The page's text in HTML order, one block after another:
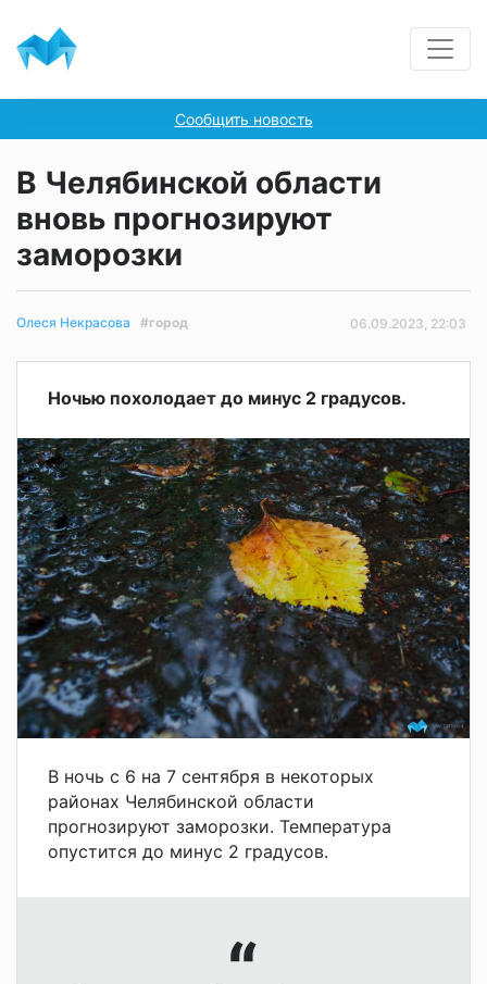
Сообщить новость
В Челябинской области
вновь прогнозируют
заморозки
Олеся Некрасова #город 06.09.2023, 22:03
Ночью похолодает до минус 2 градусов.
В ночь с 6 на 7 сентября в некоторых
районах Челябинской области
прогнозируют заморозки. Температура
опустится до минус 2 градусов.